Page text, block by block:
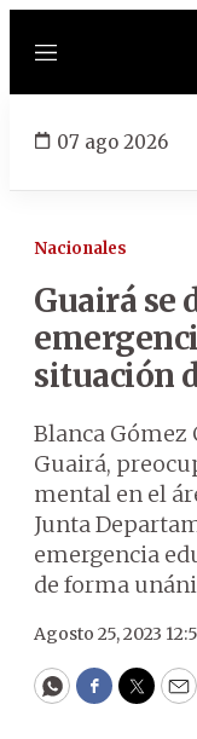
Menú
07 ago 2026
Nacionales
Guairá se
situación
Blanca Gómez
Guairá,
mental en el
Junta
emergencia
de forma
Agosto 25, 2023
WhatsApp
Facebook